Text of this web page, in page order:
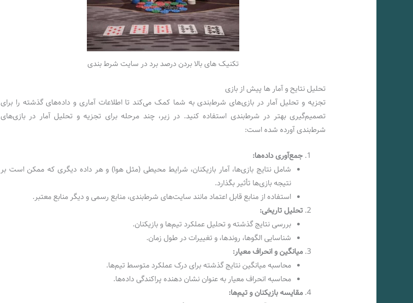
تکنیک های بالا بردن درصد برد در سایت شرط بندی
تحلیل نتایح و آمار ها پیش از بازی
تجزیه و تحلیل آمار در بازی‌های شرط‌بندی به شما کمک می‌کند تا اطلاعات آماری و داده‌های گذشته را برای
تصمیم‌گیری بهتر در شرط‌بندی استفاده کنید. در زیر، چند مرحله برای تجزیه و تحلیل آمار در بازی‌های
شرط‌بندی آورده شده است:
جمع‌آوری داده‌ها:
شامل نتایج بازی‌ها، آمار بازیکنان، شرایط محیطی (مثل هوا) و هر داده دیگری که ممکن است بر
نتیجه بازی‌ها تأثیر بگذارد.
استفاده از منابع قابل اعتماد مانند سایت‌های شرط‌بندی، منابع رسمی و دیگر منابع معتبر.
تحلیل تاریخی:
بررسی نتایج گذشته و تحلیل عملکرد تیم‌ها و بازیکنان.
شناسایی الگوها، روندها، و تغییرات در طول زمان.
میانگین و انحراف معیار:
محاسبه میانگین نتایج گذشته برای درک عملکرد متوسط تیم‌ها.
محاسبه انحراف معیار به عنوان نشان دهنده پراکندگی داده‌ها.
مقایسه بازیکنان و تیم‌ها: